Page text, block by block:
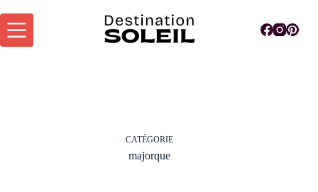
au
contenu
CATÉGORIE
majorque